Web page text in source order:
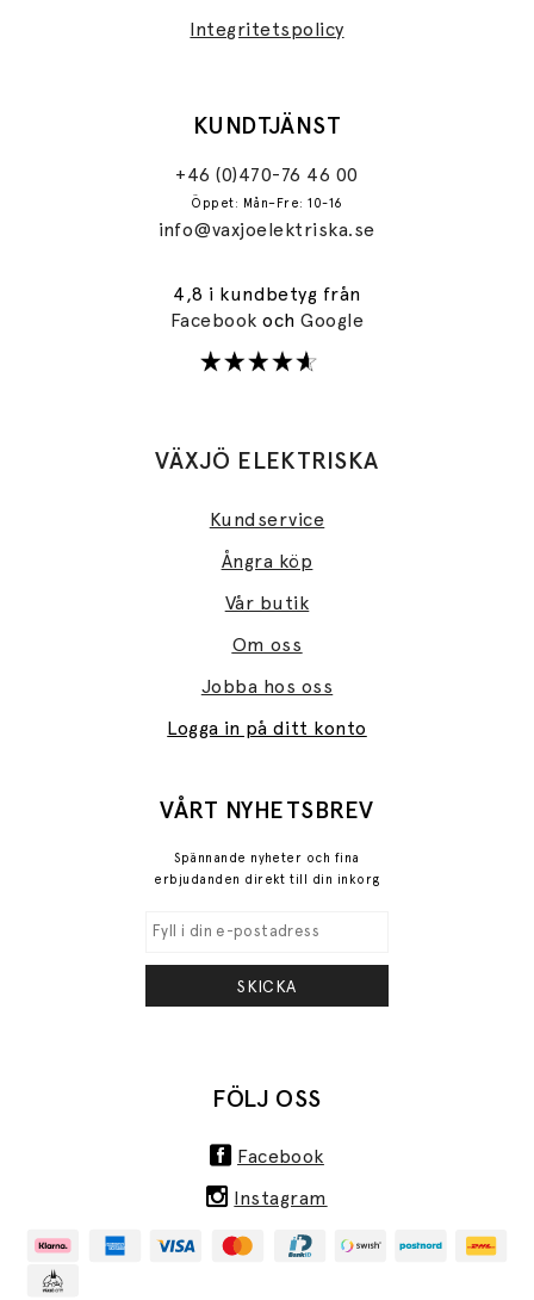
Integritetspolicy
KUNDTJÄNST
+46 (0)470-76 46 00
Öppet: Mån–Fre: 10-16
info@vaxjoelektriska.se
4,8 i kundbetyg från
FacebookochGoogle
VÄXJÖ ELEKTRISKA
Kundservice
Ångra köp
Vår butik
Om oss
Jobba hos oss
Logga in på ditt konto
VÅRT NYHETSBREV
Spännande nyheter och fina
erbjudanden direkt till din inkorg
SKICKA
FÖLJ OSS
Facebook
Instagram